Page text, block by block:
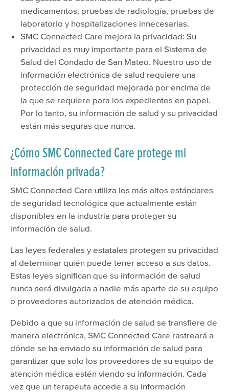
medicamentos, pruebas de radiología, pruebas de
laboratorio y hospitalizaciones innecesarias.
SMC Connected Care mejora la privacidad: Su
privacidad es muy importante para el Sistema de
Salud del Condado de San Mateo. Nuestro uso de
información electrónica de salud requiere una
protección de seguridad mejorada por encima de
la que se requiere para los expedientes en papel.
Por lo tanto, su información de salud y su privacidad
están más seguras que nunca.
¿Cómo SMC Connected Care protege mi
información privada?
SMC Connected Care utiliza los más altos estándares
de seguridad tecnológica que actualmente están
disponibles en la industria para proteger su
información de salud.
Las leyes federales y estatales protegen su privacidad
al determinar quién puede tener acceso a sus datos.
Estas leyes significan que su información de salud
nunca será divulgada a nadie más aparte de su equipo
o proveedores autorizados de atención médica.
Debido a que su información de salud se transfiere de
manera electrónica, SMC Connected Care rastreará a
dónde se ha enviado su información de salud para
garantizar que solo los proveedores de su equipo de
atención médica estén viendo su información. Cada
vez que un terapeuta accede a su información